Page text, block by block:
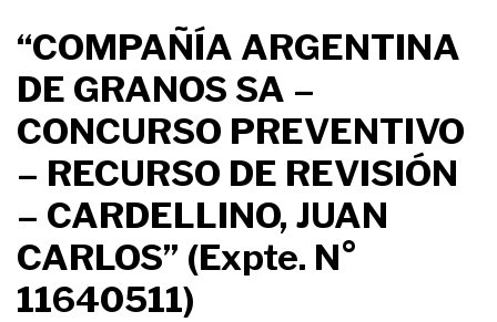
“COMPAÑÍA ARGENTINA
DE GRANOS SA –
CONCURSO PREVENTIVO
– RECURSO DE REVISIÓN
– CARDELLINO, JUAN
CARLOS” (Expte. N°
11640511)